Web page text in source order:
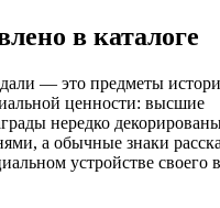
в каталоге
— это предметы
ценности: высшие
нередко
а обычные знаки
устройстве своего